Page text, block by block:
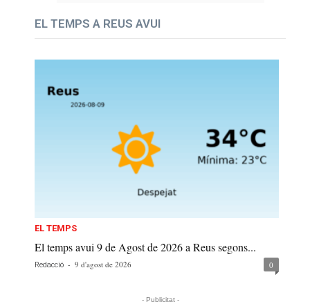
EL TEMPS A REUS AVUI
EL TEMPS
El temps avui 9 de Agost de 2026 a Reus segons...
Redacció - 9 d'agost de 2026 0
- Publicitat -